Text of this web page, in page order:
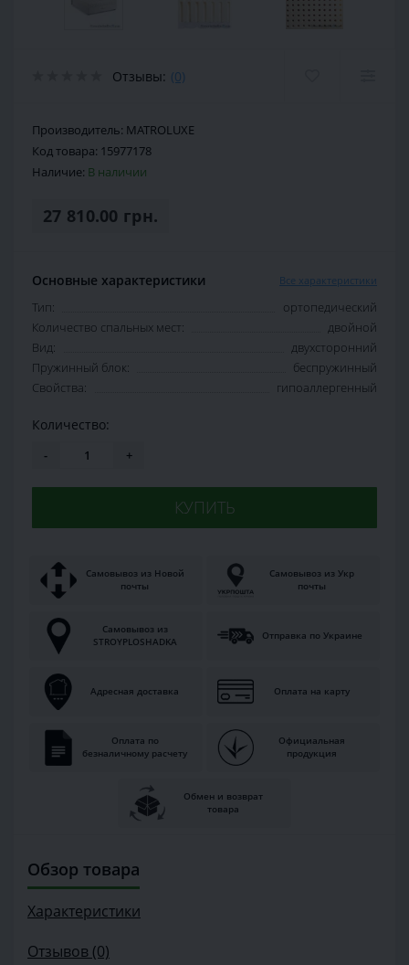
Отзывы: (0)
Производитель: MATROLUXE
Код товара: 15977178
Наличие: В наличии
27 810.00 грн.
Основные характеристики Все характеристики
Тип:
ортопедический
Количество спальных мест:
двойной
Вид:
двухсторонний
Пружинный блок:
беспружинный
Свойства:
гипоаллергенный
Количество:
- +
КУПИТЬ
Самовывоз из Новой
почты
Самовывоз из Укр
почты
Самовывоз из
STROYPLOSHADKA
Отправка по Украине
Адресная доставка Оплата на карту
Оплата по
безналичному расчету
Официальная
продукция
Обмен и возврат
товара
Обзор товара
Характеристики
Отзывов (0)